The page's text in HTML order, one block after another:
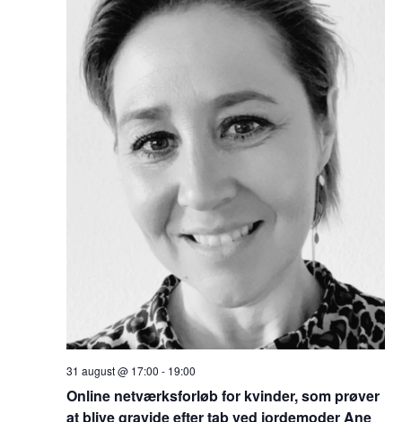
Online netværksforløb for kvinder, som prøver
at blive gravide efter tab ved jordemoder Ane
31 august @ 17:00 - 19:00